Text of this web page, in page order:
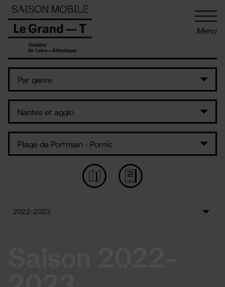
Menu
Panneau de gestion des cookies